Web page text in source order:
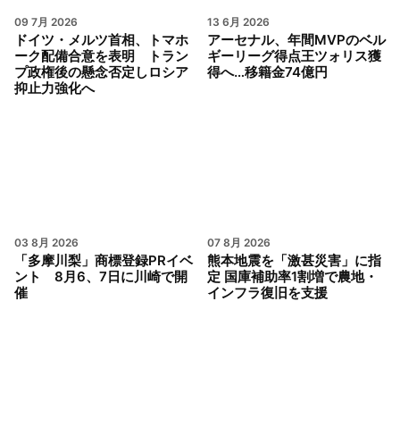
09 7月 2026
ドイツ・メルツ首相、トマホ
ーク配備合意を表明 トラン
プ政権後の懸念否定しロシア
抑止力強化へ
13 6月 2026
アーセナル、年間MVPのベル
ギーリーグ得点王ツォリス獲
得へ…移籍金74億円
03 8月 2026
「多摩川梨」商標登録PRイベ
ント 8月6、7日に川崎で開
催
07 8月 2026
熊本地震を「激甚災害」に指
定 国庫補助率1割増で農地・
インフラ復旧を支援